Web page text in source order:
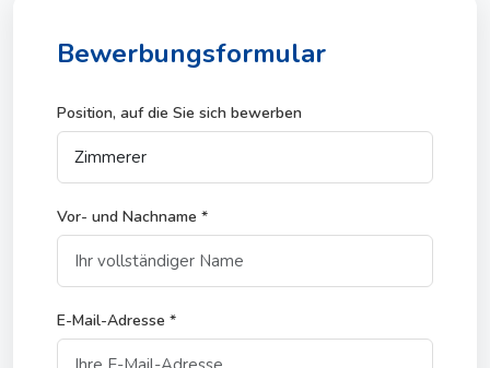
Bewerbungsformular
Position, auf die Sie sich bewerben
Vor- und Nachname *
E-Mail-Adresse *